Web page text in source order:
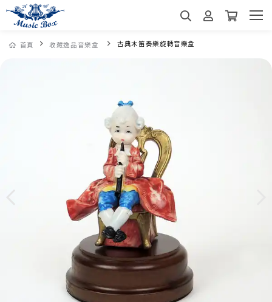
首頁 收藏逸品音樂盒 古典木笛奏樂旋轉音樂盒